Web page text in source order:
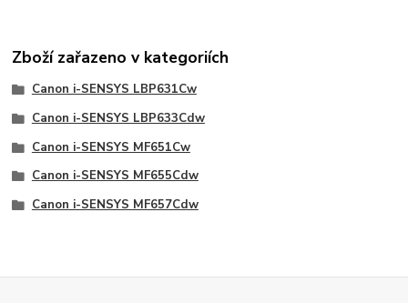
Zboží zařazeno v kategoriích
Canon i-SENSYS LBP631Cw
Canon i-SENSYS LBP633Cdw
Canon i-SENSYS MF651Cw
Canon i-SENSYS MF655Cdw
Canon i-SENSYS MF657Cdw